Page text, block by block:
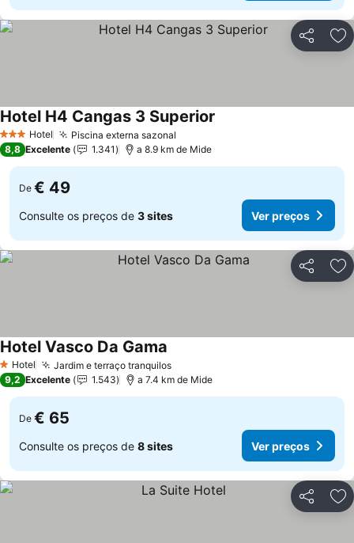
Partilhar
3 EstrelasHotel Piscina externa sazonal
Hotel H4 Cangas 3 Superior
8,8 Excelente 1.341 a 8.9 km de Mide
De € 49
Consulte os preços de 3 sites Ver preços
Partilhar
1 Estrelas
Hotel Jardim e terraço tranquilos
Hotel Vasco Da Gama
9,2 Excelente 1.543 a 7.4 km de Mide
De € 65
Consulte os preços de 8 sites Ver preços
Partilhar